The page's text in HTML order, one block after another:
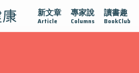
新文章
Article
專家說
Columns
讀書趣
BookClub
守護腺在 疫情保衛戰 再生醫